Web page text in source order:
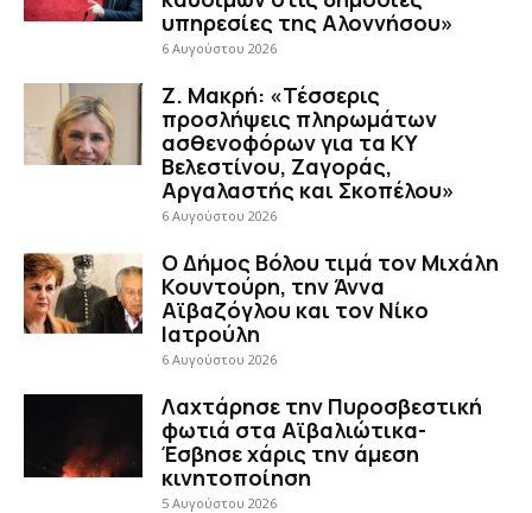
υπηρεσίες της Αλοννήσου»
6 Αυγούστου 2026
Ζ. Μακρή: «Τέσσερις
προσλήψεις πληρωμάτων
ασθενοφόρων για τα ΚΥ
Βελεστίνου, Ζαγοράς,
Αργαλαστής και Σκοπέλου»
6 Αυγούστου 2026
Ο Δήμος Βόλου τιμά τον Μιχάλη
Κουντούρη, την Άννα
Αϊβαζόγλου και τον Νίκο
Ιατρούλη
6 Αυγούστου 2026
Λαχτάρησε την Πυροσβεστική
φωτιά στα Αϊβαλιώτικα-
Έσβησε χάρις την άμεση
κινητοποίηση
5 Αυγούστου 2026